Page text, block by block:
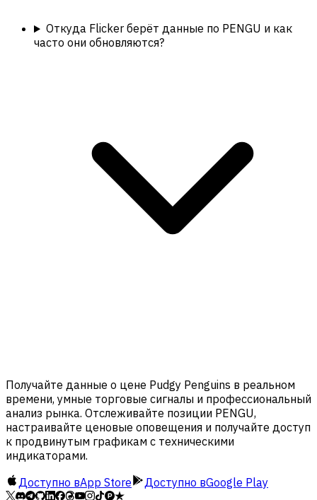
Откуда Flicker берёт данные по PENGU и как
часто они обновляются?
Получайте данные о цене Pudgy Penguins в реальном
времени, умные торговые сигналы и профессиональный
анализ рынка. Отслеживайте позиции PENGU,
настраивайте ценовые оповещения и получайте доступ
к продвинутым графикам с техническими
индикаторами.
Доступно вApp Store Доступно вGoogle Play